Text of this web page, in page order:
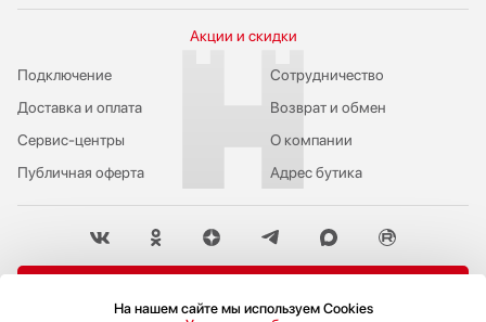
Акции и скидки
Подключение
Публичная оферта
Сервис-центры
Доставка и оплата
Сотрудничество
Возврат и обмен
О компании
Адрес бутика
На нашем сайте мы используем Cookies